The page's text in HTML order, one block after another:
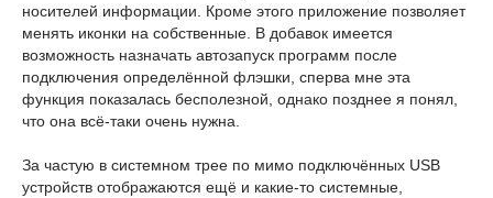
носителей информации. Кроме этого приложение позволяет
менять иконки на собственные. В добавок имеется
возможность назначать автозапуск программ после
подключения определённой флэшки, сперва мне эта
функция показалась бесполезной, однако позднее я понял,
что она всё-таки очень нужна.
За частую в системном трее по мимо подключённых USB
устройств отображаются ещё и какие-то системные,